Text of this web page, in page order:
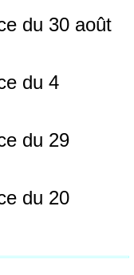
du 30 août
du 4
du 29
du 20